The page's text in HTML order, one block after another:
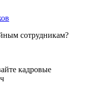
сотрудникам?
кадровые